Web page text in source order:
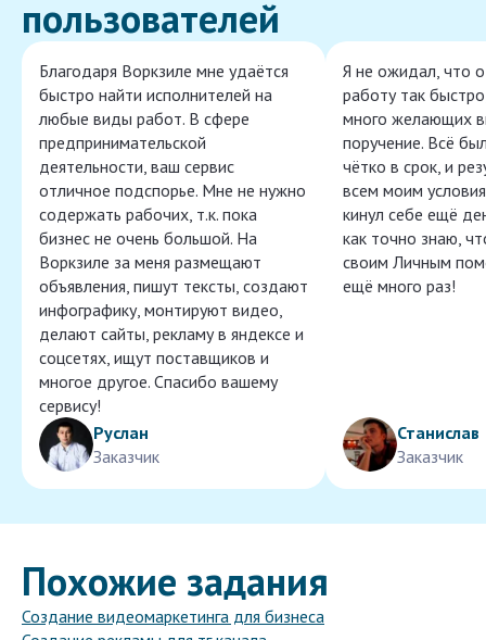
пользователей
Благодаря Воркзиле мне удаётся
быстро найти исполнителей на
любые виды работ. В сфере
предпринимательской
деятельности, ваш сервис
отличное подспорье. Мне не нужно
содержать рабочих, т.к. пока
бизнес не очень большой. На
Воркзиле за меня размещают
объявления, пишут тексты, создают
инфографику, монтируют видео,
делают сайты, рекламу в яндексе и
соцсетях, ищут поставщиков и
многое другое. Спасибо вашему
сервису!
Руслан
Заказчик
Я не ожидал, что
работу так
много желающих
поручение. Всё
чётко в срок, и
всем моим
кинул себе ещё
как точно знаю,
своим Личным
ещё много раз!
Станислав
Заказчик
Похожие задания
Создание видеомаркетинга для бизнеса